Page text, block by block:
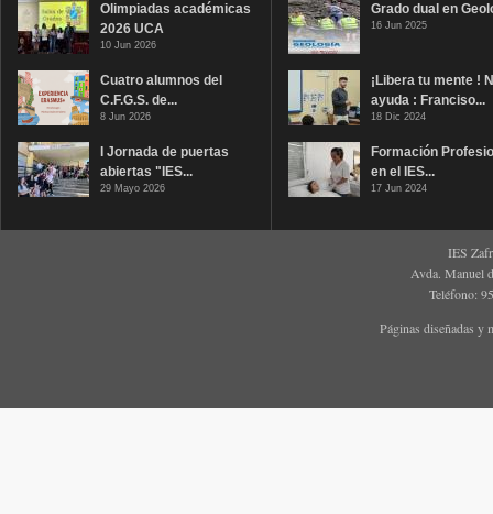
Olimpiadas académicas
2026 UCA
10 Jun 2026
Cuatro alumnos del
C.F.G.S. de...
8 Jun 2026
I Jornada de puertas
abiertas "IES...
29 Mayo 2026
Grado dual en
16 Jun 2025
¡Libera tu mente !
ayuda : Franciso...
18 Dic 2024
Formación
en el IES...
17 Jun 2024
IES
Avda. Manuel
Teléfono:
Páginas diseñadas y